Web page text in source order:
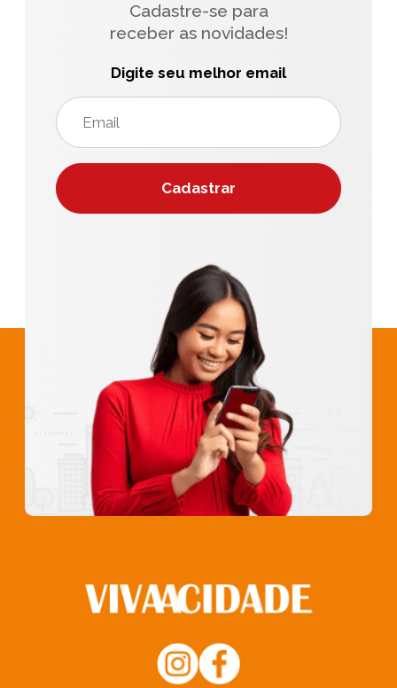
Cadastre-se para
receber as novidades!
Digite seu melhor email